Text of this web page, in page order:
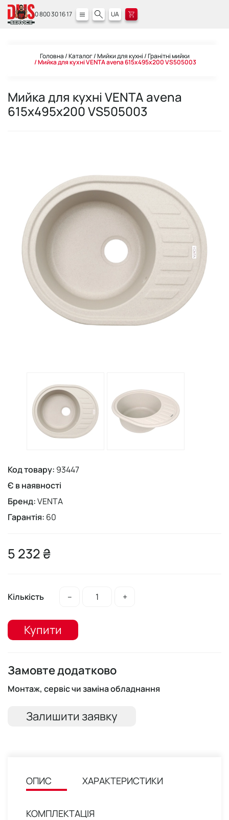
0 800 30 16 17 UA
Головна Каталог Мийки для кухні Гранітні мийки
Мийка для кухні VENTA avena 615х495х200 VS505003
Мийка для кухні VENTA avena
615х495х200 VS505003
Код товару: 93447
Є в наявності
Бренд:VENTA
Гарантія: 60
5 232 ₴
Кількість – +
Купити
Замовте додатково
Монтаж, сервіс чи заміна обладнання
Залишити заявку
ОПИС ХАРАКТЕРИСТИКИ
КОМПЛЕКТАЦІЯ